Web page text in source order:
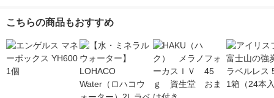
こちらの商品もおすすめ